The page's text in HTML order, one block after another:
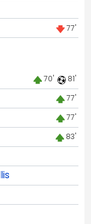
77'
70' 81'
77'
77'
83'